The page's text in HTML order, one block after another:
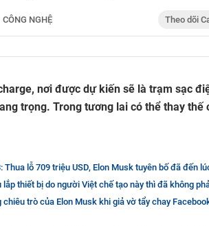
CÔNG NGHỆ Theo dõi
nơi được dự kiến sẽ là trạm sạc
trọng. Trong tương lai có thể thay thế
lỗ 709 triệu USD, Elon Musk tuyên bố đã đến lúc chấm
bị do người Việt chế tạo này thì đã không phải vướng vào những tai
của Elon Musk khi giả vờ tẩy chay Facebook, hai fanpage 2,5 triệu follower